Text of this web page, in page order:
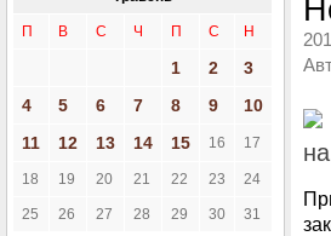
П В С Ч П С Н
1 2
3
4
5 6 7 8 9
10
11
12 13 14 15 16 17
18 19 20 21 22 23 24
25 26 27 28 29 30 31